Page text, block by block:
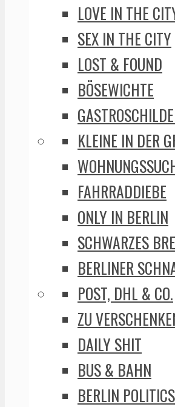
LOVE IN THE
SEX IN THE CITY
LOST & FOUND
BÖSEWICHTE
KLEINE IN DER
FAHRRADDIEBE
ONLY IN BERLIN
SCHWARZES
BERLINER
POST, DHL & CO.
ZU
DAILY SHIT
BUS & BAHN
BERLIN POLITICS